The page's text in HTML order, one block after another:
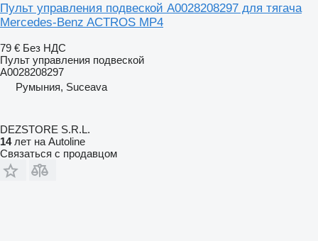
Пульт управления подвеской A0028208297 для тягача
Mercedes-Benz ACTROS MP4
79 € Без НДС
Пульт управления подвеской
A0028208297
Румыния, Suceava
DEZSTORE S.R.L.
14лет на Autoline
Связаться с продавцом